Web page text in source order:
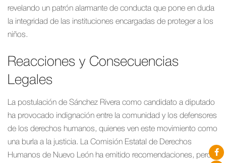
revelando un patrón alarmante de conducta que pone en duda
la integridad de las instituciones encargadas de proteger a los
niños.
Reacciones y Consecuencias
Legales
La postulación de Sánchez Rivera como candidato a diputado
ha provocado indignación entre la comunidad y los defensores
de los derechos humanos, quienes ven este movimiento como
una burla a la justicia. La Comisión Estatal de Derechos
Humanos de Nuevo León ha emitido recomendaciones, pero